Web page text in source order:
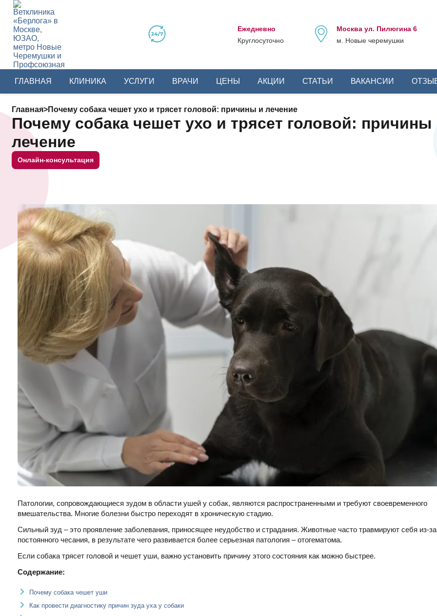
Ежедневно
Круглосуточно
Москва ул. Пилюгина 6
м. Новые черемушки
ГЛАВНАЯ КЛИНИКА УСЛУГИ ВРАЧИ ЦЕНЫ АКЦИИ СТАТЬИ ВАКАНСИИ
Главная>Почему собака чешет ухо и трясет головой: причины и лечение
Почему собака чешет ухо и трясет головой: причины
лечение
Онлайн-консультация
Патологии, сопровождающиеся зудом в области ушей у собак, являются распространенными и требуют своевременного
вмешательства. Многие болезни быстро переходят в хроническую стадию.
Сильный зуд – это проявление заболевания, приносящее неудобство и страдания. Животные часто травмируют себя из-за
постоянного чесания, в результате чего развивается более серьезная патология – отогематома.
Если собака трясет головой и чешет уши, важно установить причину этого состояния как можно быстрее.
Содержание:
Почему собака чешет уши
Как провести диагностику причин зуда уха у собаки